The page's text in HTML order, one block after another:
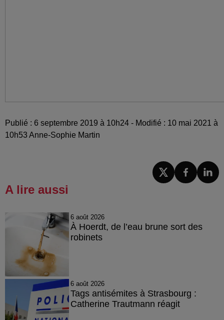
Publié : 6 septembre 2019 à 10h24 - Modifié : 10 mai 2021 à
10h53 Anne-Sophie Martin
A lire aussi
6 août 2026
À Hoerdt, de l’eau brune sort des
robinets
6 août 2026
Tags antisémites à Strasbourg :
Catherine Trautmann réagit